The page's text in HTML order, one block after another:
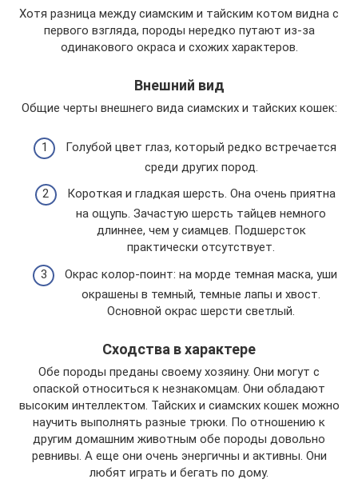
Хотя разница между сиамским и тайским котом видна с
первого взгляда, породы нередко путают из-за
одинакового окраса и схожих характеров.
Внешний вид
Общие черты внешнего вида сиамских и тайских кошек:
Голубой цвет глаз, который редко встречается
среди других пород.
Короткая и гладкая шерсть. Она очень приятна
на ощупь. Зачастую шерсть тайцев немного
длиннее, чем у сиамцев. Подшерсток
практически отсутствует.
Окрас колор-поинт: на морде темная маска, уши
окрашены в темный, темные лапы и хвост.
Основной окрас шерсти светлый.
Сходства в характере
Обе породы преданы своему хозяину. Они могут с
опаской относиться к незнакомцам. Они обладают
высоким интеллектом. Тайских и сиамских кошек можно
научить выполнять разные трюки. По отношению к
другим домашним животным обе породы довольно
ревнивы. А еще они очень энергичны и активны. Они
любят играть и бегать по дому.